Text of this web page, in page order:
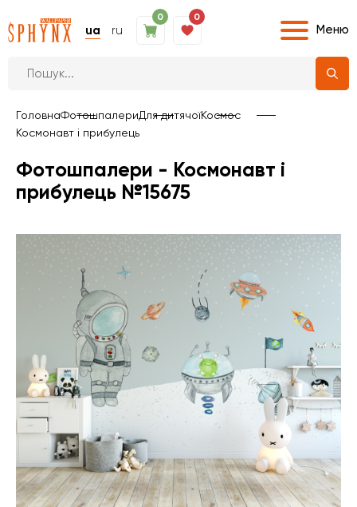
ua ru
0 0
Меню
ГоловнаФотошпалериДля дитячоїКосмос
Космонавт і прибулець
Фотошпалери - Космонавт і
прибулець №15675